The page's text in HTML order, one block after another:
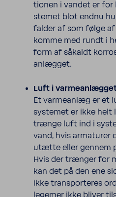
tionen i vandet er
stemet blot endnu
falder af som følge
komme med rundt i
form af såkaldt
anlægget.
Luft i
Et varmeanlæg er et
systemet er ikke
trænge luft ind i
vand, hvis arma­turer
utætte eller gennem
Hvis der trænger for
kan det på den ene
ikke trans­por­teres
le­gemer ikke bliver